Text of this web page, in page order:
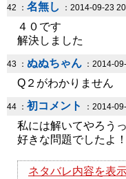
42 ： 名無し ：2014-09-23
４０です
解決しました
43 ： ぬぬちゃん ：2014-
Q２がわかりません
44 ： 初コメント ：2014-
私には解いてやろうっ
好きな問題でしたよ！
ネタバレ内容を表